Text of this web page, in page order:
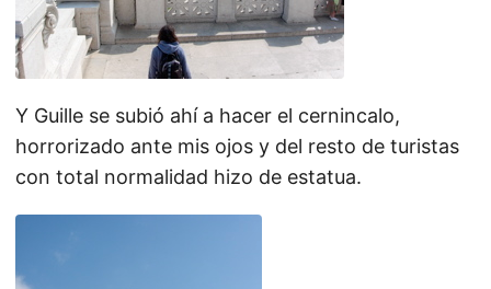
Y Guille se subió ahí a hacer el cernincalo,
horrorizado ante mis ojos y del resto de turistas
con total normalidad hizo de estatua.